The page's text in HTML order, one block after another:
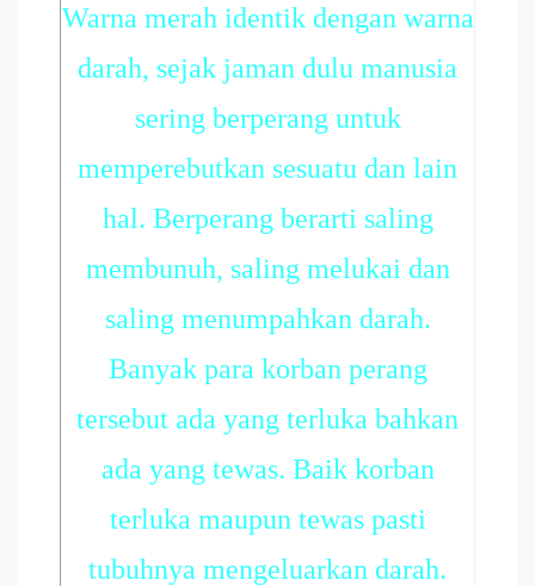
Warna merah identik dengan warna
darah, sejak jaman dulu manusia
sering berperang untuk
memperebutkan sesuatu dan lain
hal. Berperang berarti saling
membunuh, saling melukai dan
saling menumpahkan darah.
Banyak para korban perang
tersebut ada yang terluka bahkan
ada yang tewas. Baik korban
terluka maupun tewas pasti
tubuhnya mengeluarkan darah.